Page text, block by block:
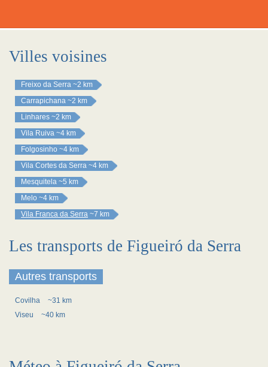
Villes voisines
Freixo da Serra ~2 km
Carrapichana ~2 km
Linhares ~2 km
Vila Ruiva ~4 km
Folgosinho ~4 km
Vila Cortes da Serra ~4 km
Mesquitela ~5 km
Melo ~4 km
Vila Franca da Serra ~7 km
Les transports de Figueiró da Serra
Autres transports
Covilha
~31 km
Viseu
~40 km